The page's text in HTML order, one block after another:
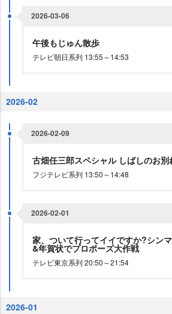
2026-03-06
午後もじゅん散歩
テレビ朝日系列 13:55～14:53
2026-02
2026-02-09
古畑任三郎スペシャル しばしのお
フジテレビ系列 13:50～14:48
2026-02-01
家、ついて行ってイイですか?シン
&年賀状でプロポーズ大作戦
テレビ東京系列 20:50～21:54
2026-01